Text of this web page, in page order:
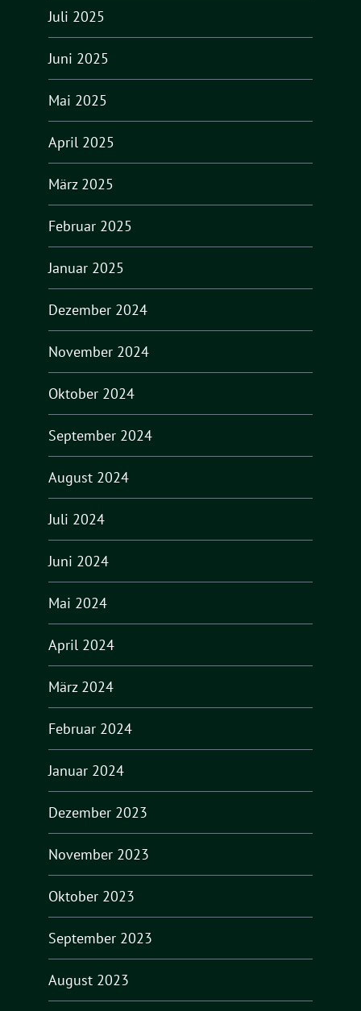
Juli 2025
Juni 2025
Mai 2025
April 2025
März 2025
Februar 2025
Januar 2025
Dezember 2024
November 2024
Oktober 2024
September 2024
August 2024
Juli 2024
Juni 2024
Mai 2024
April 2024
März 2024
Februar 2024
Januar 2024
Dezember 2023
November 2023
Oktober 2023
September 2023
August 2023